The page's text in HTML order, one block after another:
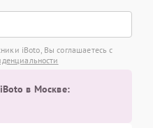
iBoto, Вы соглашаетесь с
в Москве: